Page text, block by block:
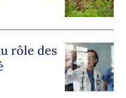
rôle des